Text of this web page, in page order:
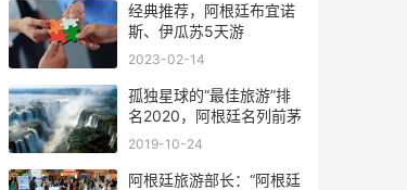
经典推荐，阿根廷布宜诺
斯、伊瓜苏5天游
2023-02-14
孤独星球的“最佳旅游”排
名2020，阿根廷名列前茅
2019-10-24
阿根廷旅游部长：“阿根廷